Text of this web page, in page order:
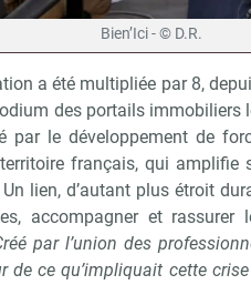
Bien’Ici - © D.R.
a été multipliée par 8,
des portails immobiliers
par le développement de
français, qui amplifie
lien, d’autant plus étroit
accompagner et
par l’union des
de ce qu’impliquait cette